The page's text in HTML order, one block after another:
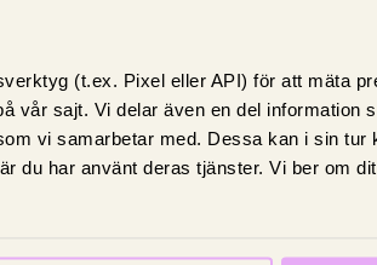
(t.ex. Pixel eller API) för att mäta
vår sajt. Vi delar även en del information
vi samarbetar med. Dessa kan i sin tur
du har använt deras tjänster. Vi ber om